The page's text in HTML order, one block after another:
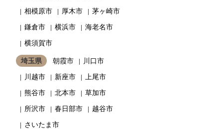
相模原市
厚木市
茅ヶ崎市
鎌倉市
横浜市
海老名市
横須賀市
埼玉県 朝霞市
川口市
川越市
新座市
上尾市
熊谷市
北本市
草加市
所沢市
春日部市
越谷市
さいたま市